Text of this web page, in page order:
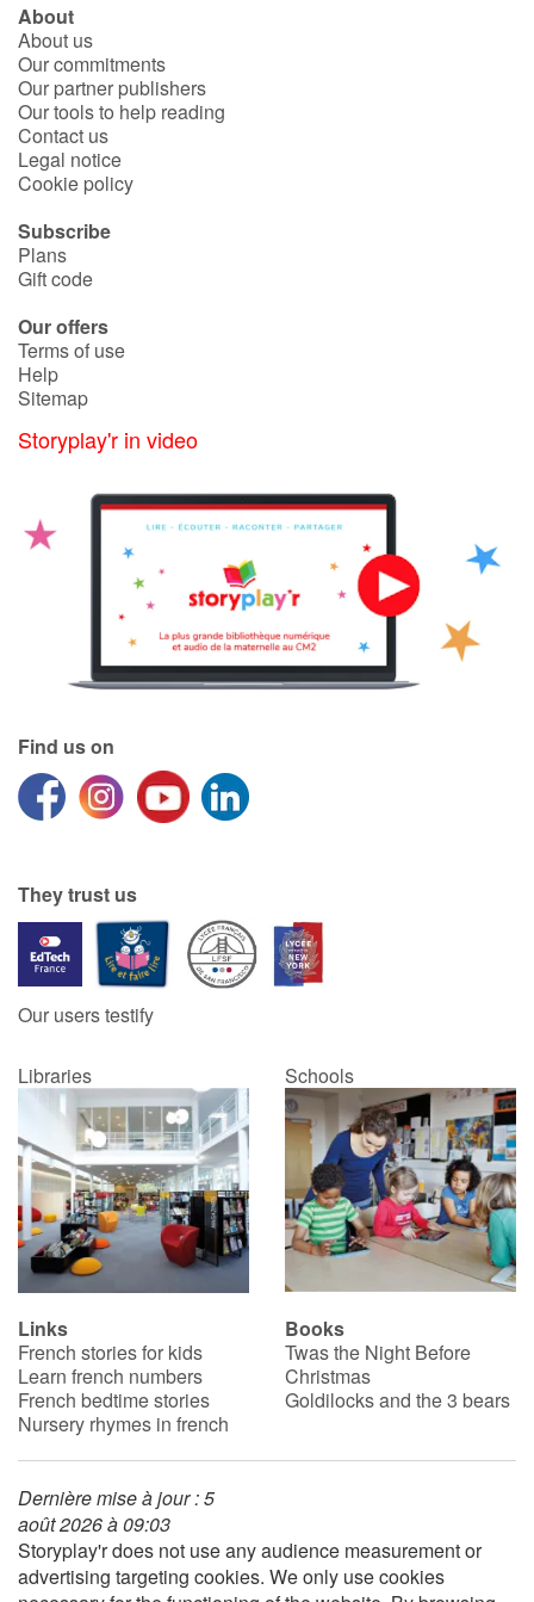
About
About us
Our commitments
Our partner publishers
Our tools to help reading
Contact us
Legal notice
Cookie policy
Subscribe
Plans
Gift code
Our offers
Terms of use
Help
Sitemap
Storyplay'r in video
Find us on
They trust us
Our users testify
Libraries Schools
Links
French stories for kids
Learn french numbers
French bedtime stories
Nursery rhymes in french
Books
Twas the Night Before
Christmas
Goldilocks and the 3 bears
Dernière mise à jour : 5
août 2026 à 09:03
Storyplay'r does not use any audience measurement or
advertising targeting cookies. We only use cookies